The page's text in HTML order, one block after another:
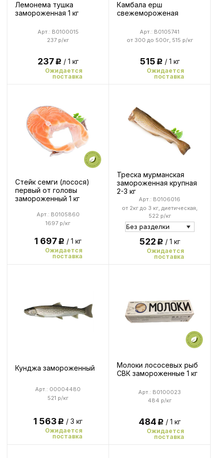
Лемонема тушка
замороженная 1 кг
237 р/кг
Арт.: B0100015
237Р / 1 кг
Ожидается
поставка
Камбала ерш
свежемороженая
от 300 до 500г, 515 р/кг
Арт.: B0105741
515Р / 1 кг
Ожидается
поставка
Стейк семги (лосося)
первый от головы
замороженный 1 кг
1697 р/кг
Арт.: B0105860
1 697Р / 1 кг
Ожидается
поставка
Треска мурманская
замороженная крупная
2-3 кг
от 2кг до 3 кг, диетическая,
522 р/кг
Арт.: B0106016
522Р / 1 кг
Ожидается
поставка
Кунджа замороженный
521 р/кг
Арт.: 00004480
1 563Р / 3 кг
Ожидается
поставка
Молоки лососевых рыб
СВК замороженные 1 кг
484 р/кг
Арт.: B0100023
484Р / 1 кг
Ожидается
поставка